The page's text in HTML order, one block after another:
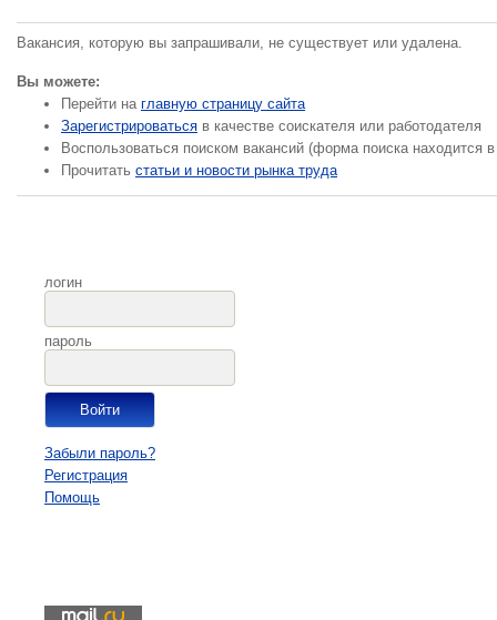
Вакансия, которую вы запрашивали, не существует или удалена.
Вы можете:
Перейти на главную страницу сайта
Зарегистрироваться в качестве соискателя или работодателя
Воспользоваться поиском вакансий (форма поиска находится
Прочитать статьи и новости рынка труда
логин
пароль
Забыли пароль?
Регистрация
Помощь